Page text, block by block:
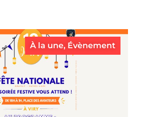
À la une, Évènement